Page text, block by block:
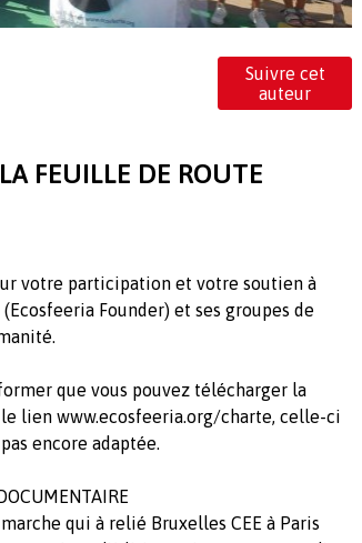
Suivre cet
auteur
FEUILLE DE ROUTE
votre participation et votre soutien à
Founder) et ses groupes de
que vous pouvez télécharger la
lien www.ecosfeeria.org/charte, celle-ci
encore adaptée.
qui à relié Bruxelles CEE à Paris